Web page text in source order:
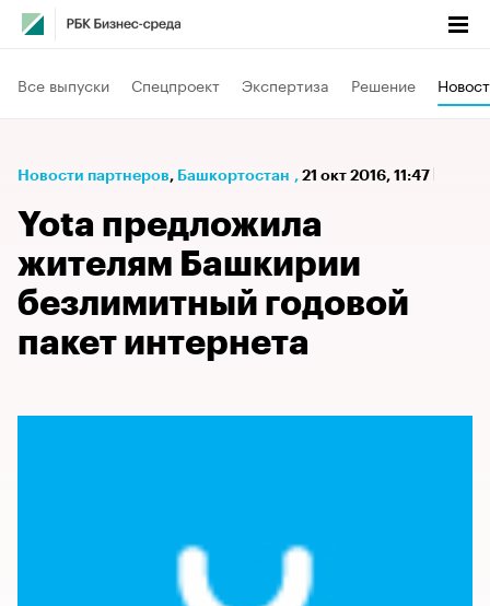
Все выпуски Спецпроект Экспертиза Решение
Новости партнеров⁠, Башкортостан , 21 окт 2016, 11:47
Yota предложила
жителям Башкирии
безлимитный годовой
пакет интернета